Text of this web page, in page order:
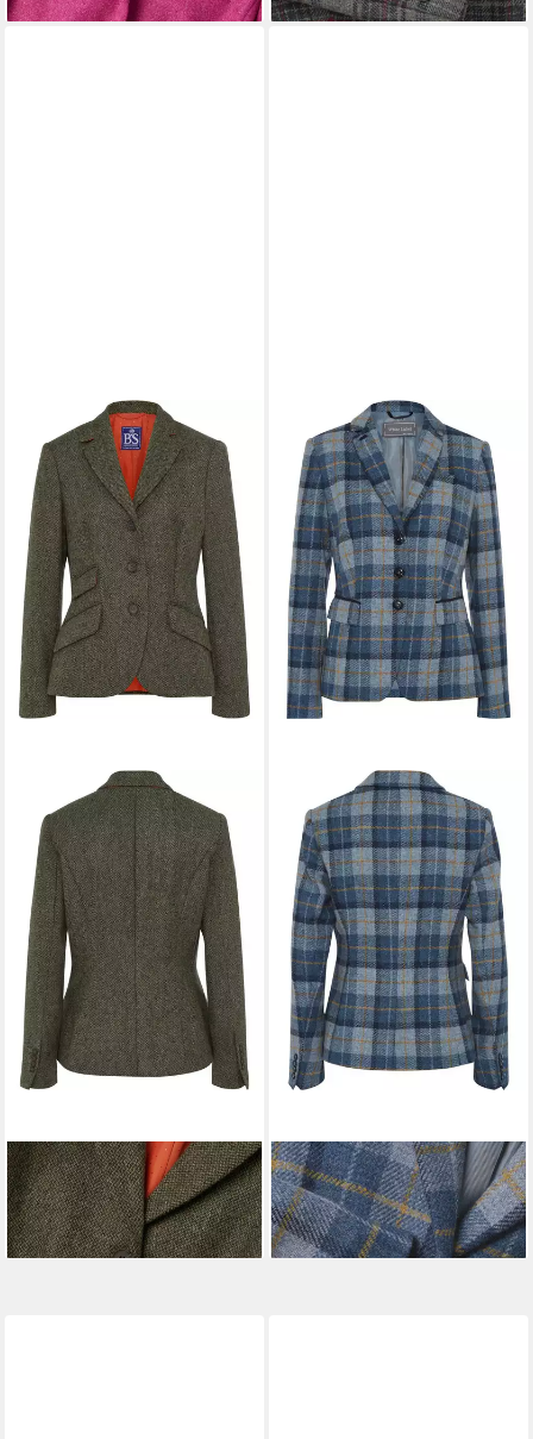
BRIGITTE VON SCHÖNFELS
Jackenblazer Tweed-Blazer
369,99 €
WHITE LABELJackenblazer
Karo-Blazer
259,99 €